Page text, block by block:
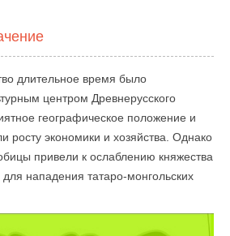
длительное время было
центром Древнерусского
географическое положение и
росту экономики и хозяйства. Однако
привели к ослаблению княжества
нападения татаро-монгольских